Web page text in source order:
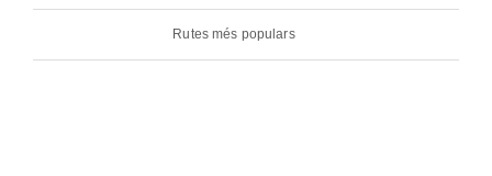
Rutes més populars